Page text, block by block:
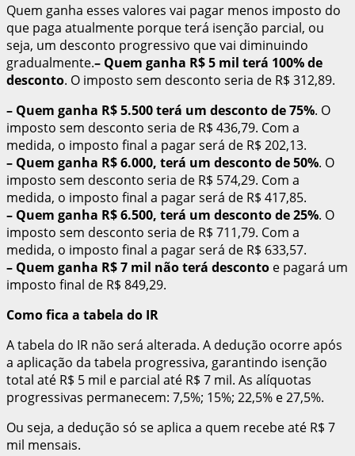
Quem ganha esses valores vai pagar menos imposto do
que paga atualmente porque terá isenção parcial, ou
seja, um desconto progressivo que vai diminuindo
gradualmente.– Quem ganha R$ 5 mil terá 100% de
desconto. O imposto sem desconto seria de R$ 312,89.
– Quem ganha R$ 5.500 terá um desconto de 75%. O
imposto sem desconto seria de R$ 436,79. Com a
medida, o imposto final a pagar será de R$ 202,13.
– Quem ganha R$ 6.000, terá um desconto de 50%. O
imposto sem desconto seria de R$ 574,29. Com a
medida, o imposto final a pagar será de R$ 417,85.
– Quem ganha R$ 6.500, terá um desconto de 25%. O
imposto sem desconto seria de R$ 711,79. Com a
medida, o imposto final a pagar será de R$ 633,57.
– Quem ganha R$ 7 mil não terá desconto e pagará um
imposto final de R$ 849,29.
Como fica a tabela do IR
A tabela do IR não será alterada. A dedução ocorre após
a aplicação da tabela progressiva, garantindo isenção
total até R$ 5 mil e parcial até R$ 7 mil. As alíquotas
progressivas permanecem: 7,5%; 15%; 22,5% e 27,5%.
Ou seja, a dedução só se aplica a quem recebe até R$ 7
mil mensais.